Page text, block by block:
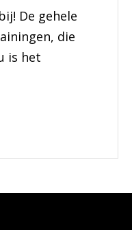
De gehele
die
is het